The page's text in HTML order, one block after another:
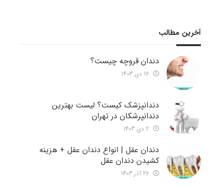
آخرین مطالب
دندان قروچه چیست؟
دندانپزشک کیست؟ لیست بهترین
دندانپرشکان در تهران
دندان عقل | انواع دندان عقل + هزینه
کشیدن دندان عقل